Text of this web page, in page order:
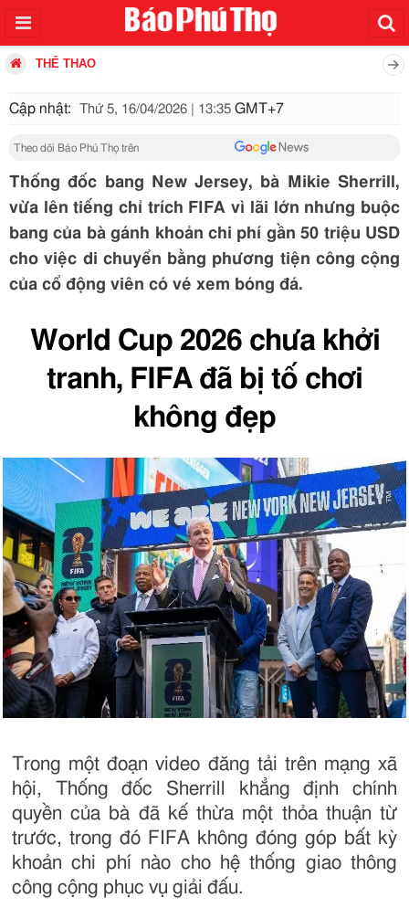
THỂ THAO
Cập nhật: Thứ 5, 16/04/2026 | 13:35 GMT+7
Theo dõi Báo Phú Thọ trên
Thống đốc bang New Jersey, bà Mikie Sherrill,
vừa lên tiếng chỉ trích FIFA vì lãi lớn nhưng buộc
bang của bà gánh khoản chi phí gần 50 triệu USD
cho việc di chuyển bằng phương tiện công cộng
của cổ động viên có vé xem bóng đá.
World Cup 2026 chưa khởi
tranh, FIFA đã bị tố chơi
không đẹp
Trong một đoạn video đăng tải trên mạng xã
hội, Thống đốc Sherrill khẳng định chính
quyền của bà đã kế thừa một thỏa thuận từ
trước, trong đó FIFA không đóng góp bất kỳ
khoản chi phí nào cho hệ thống giao thông
công cộng phục vụ giải đấu.